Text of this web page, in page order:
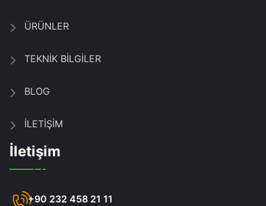
ÜRÜNLER
TEKNİK BİLGİLER
BLOG
İLETİŞİM
İletişim
+90 232 458 21 11